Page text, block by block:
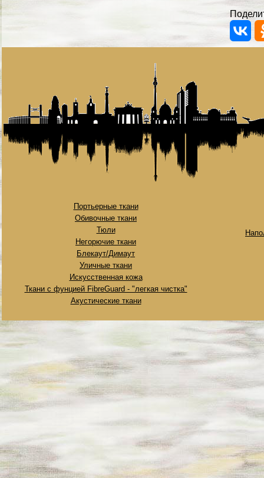
Портьерные ткани
Обивочные ткани
Тюли
Негорючие ткани
Блекаут/Димаут
Уличные ткани
Искусственная кожа
Ткани с фунцией FibreGuard - "легкая чистка"
Акустические ткани